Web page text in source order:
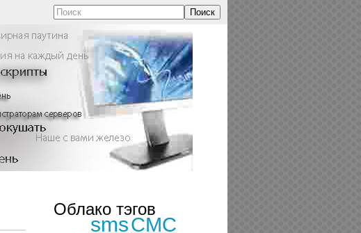
Поиск
Облако тэгов
smsСМС